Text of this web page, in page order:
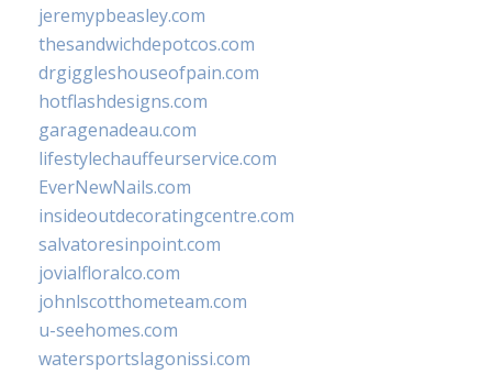
jeremypbeasley.com
thesandwichdepotcos.com
drgiggleshouseofpain.com
hotflashdesigns.com
garagenadeau.com
lifestylechauffeurservice.com
EverNewNails.com
insideoutdecoratingcentre.com
salvatoresinpoint.com
jovialfloralco.com
johnlscotthometeam.com
u-seehomes.com
watersportslagonissi.com